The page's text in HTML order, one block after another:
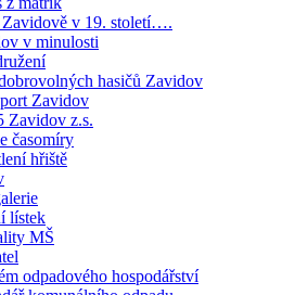
v 19. století….
v minulosti
hasičů Zavidov
Zavidov
Zavidov z.s.
časomíry
hřiště
lístek
MŠ
odpadového hospodářství